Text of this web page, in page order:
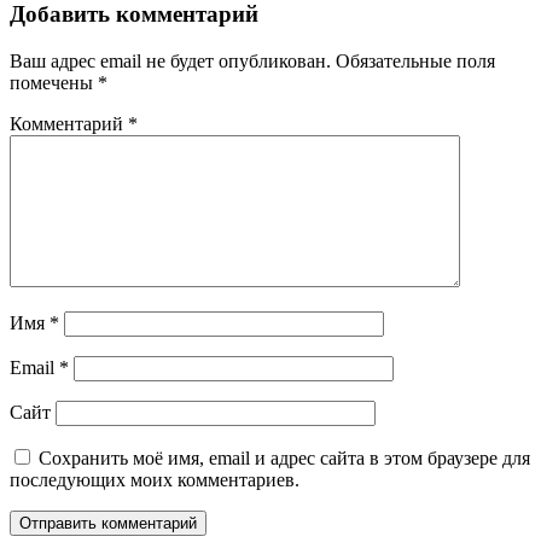
Добавить комментарий
Ваш адрес email не будет опубликован. Обязательные поля
помечены *
Комментарий *
Имя *
Email *
Сайт
Сохранить моё имя, email и адрес сайта в этом браузере для
последующих моих комментариев.